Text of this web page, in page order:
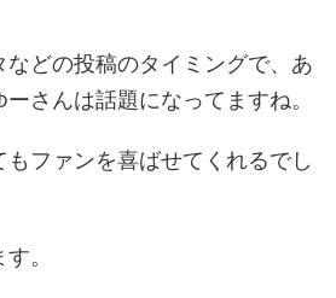
などの投稿のタイミングで、あ
さんは話題になってますね。
ファンを喜ばせてくれるでし
。